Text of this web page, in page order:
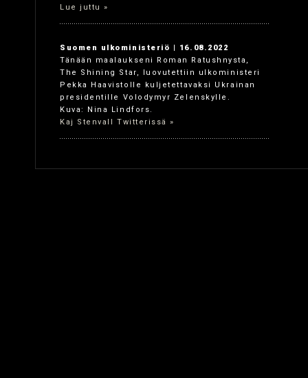
Lue juttu »
Suomen ulkoministeriö | 16.08.2022
Tänään maalaukseni Roman Ratushnysta,
The Shining Star, luovutettiin ulkoministeri
Pekka Haavistolle kuljetettavaksi Ukrainan
presidentille Volodymyr Zelenskylle.
Kuva: Nina Lindfors.
Kaj Stenvall Twitterissä »